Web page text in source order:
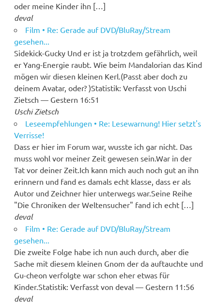
oder meine Kinder ihn […]
deval
Film • Re: Gerade auf DVD/BluRay/Stream
gesehen...
Sidekick-Gucky Und er ist ja trotzdem gefährlich, weil
er Yang-Energie raubt. Wie beim Mandalorian das Kind
mögen wir diesen kleinen Kerl.(Passt aber doch zu
deinem Avatar, oder? )Statistik: Verfasst von Uschi
Zietsch — Gestern 16:51
Uschi Zietsch
Leseempfehlungen • Re: Lesewarnung! Hier setzt's
Verrisse!
Dass er hier im Forum war, wusste ich gar nicht. Das
muss wohl vor meiner Zeit gewesen sein.War in der
Tat vor deiner Zeit.Ich kann mich auch noch gut an ihn
erinnern und fand es damals echt klasse, dass er als
Autor und Zeichner hier unterwegs war.Seine Reihe
"Die Chroniken der Weltensucher" fand ich echt […]
deval
Film • Re: Gerade auf DVD/BluRay/Stream
gesehen...
Die zweite Folge habe ich nun auch durch, aber die
Sache mit diesem kleinen Gnom der da auftauchte und
Gu-cheon verfolgte war schon eher etwas für
Kinder.Statistik: Verfasst von deval — Gestern 11:56
deval